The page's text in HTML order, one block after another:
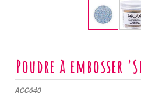
Poudre à embosser
ACC640